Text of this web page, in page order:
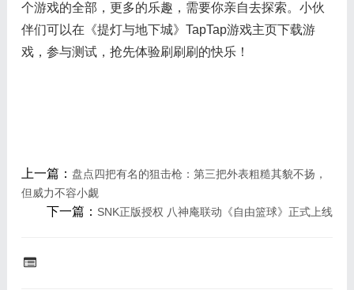
个游戏的全部，更多的乐趣，需要你亲自去探索。小伙
伴们可以在《提灯与地下城》TapTap游戏主页下载游
戏，参与测试，抢先体验刷刷刷的快乐！
上一篇： 盘点四把有名的狙击枪：第三把外表粗糙其貌不扬，
但威力不容小觑
下一篇： SNK正版授权 八神庵联动《自由篮球》正式上线